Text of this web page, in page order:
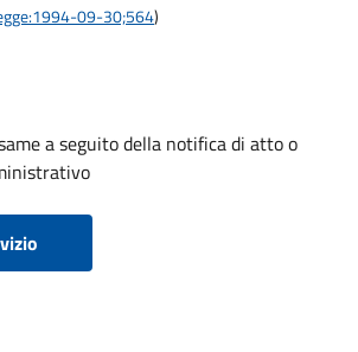
09-30;564)
a seguito della notifica di atto o